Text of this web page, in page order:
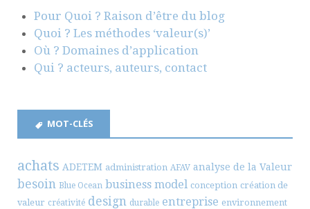
Pour Quoi ? Raison d’être du blog
Quoi ? Les méthodes ‘valeur(s)’
Où ? Domaines d’application
Qui ? acteurs, auteurs, contact
MOT-CLÉS
achats ADETEM administration AFAV analyse de la Valeur
besoin Blue Ocean business model conception création de
valeur créativité design durable entreprise environnement